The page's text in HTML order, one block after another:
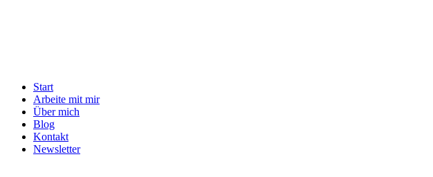
Start
Arbeite mit mir
Über mich
Blog
Kontakt
Newsletter